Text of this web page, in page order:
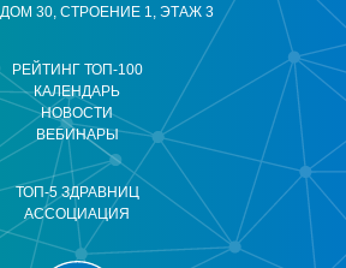
РЕЙТИНГ ТОП-100
КАЛЕНДАРЬ
НОВОСТИ
ВЕБИНАРЫ
ТОП-5 ЗДРАВНИЦ
АССОЦИАЦИЯ
ДОМ 30, СТРОЕНИЕ 1, ЭТАЖ 3